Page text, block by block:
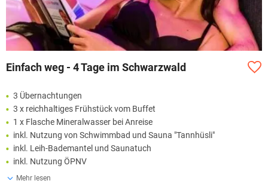
Einfach weg - 4 Tage im Schwarzwald
3 Übernachtungen
3 x reichhaltiges Frühstück vom Buffet
1 x Flasche Mineralwasser bei Anreise
inkl. Nutzung von Schwimmbad und Sauna "Tannhüsli"
inkl. Leih-Bademantel und Saunatuch
inkl. Nutzung ÖPNV
Mehr lesen